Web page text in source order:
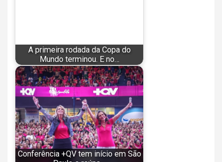
A primeira rodada da Copa do
Mundo terminou. E no…
Conferência +QV tem início em São